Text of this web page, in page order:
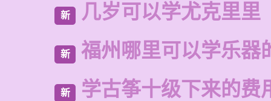
新 几岁可以学尤克里里
新 福州哪里可以学乐器
新 学古筝十级下来的费